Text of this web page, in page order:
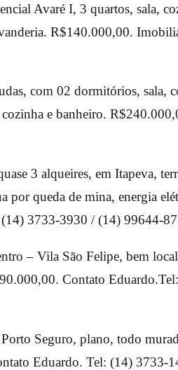
Avaré I, 3 quartos, sala,
R$140.000,00.
com 02 dormitórios, sala,
e banheiro.
3 alqueires, em Itapeva,
por queda de mina, energia
3733-3930 / (14) 99644-
– Vila São Felipe, bem
Contato
Porto Seguro, plano, todo
Eduardo. Tel: (14) 3733-